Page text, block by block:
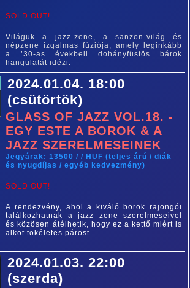
SOLD OUT!
Világuk a jazz-zene, a sanzon-világ és
népzene izgalmas fúziója, amely leginkább
a ’30-as évekbeli dohányfüstös bárok
hangulatát idézi.
2024.01.04. 18:00
(csütörtök)
GLASS OF JAZZ VOL.18. -
EGY ESTE A BOROK & A
JAZZ SZERELMESEINEK
Jegyárak: 13500 / / HUF (teljes árú / diák
és nyugdíjas / egyéb kedvezmény)
SOLD OUT!
A rendezvény, ahol a kiváló borok rajongói
találkozhatnak a jazz zene szerelmeseivel
és közösen átélhetik, hogy ez a kettő miért is
alkot tökéletes párost.
2024.01.03. 22:00
(szerda)